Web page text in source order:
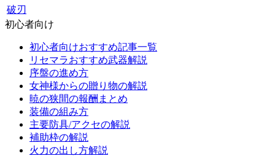
破刃
初心者向け
初心者向けおすすめ記事一覧
リセマラおすすめ武器解説
序盤の進め方
女神様からの贈り物の解説
暁の狭間の報酬まとめ
装備の組み方
主要防具/アクセの解説
補助枠の解説
火力の出し方解説